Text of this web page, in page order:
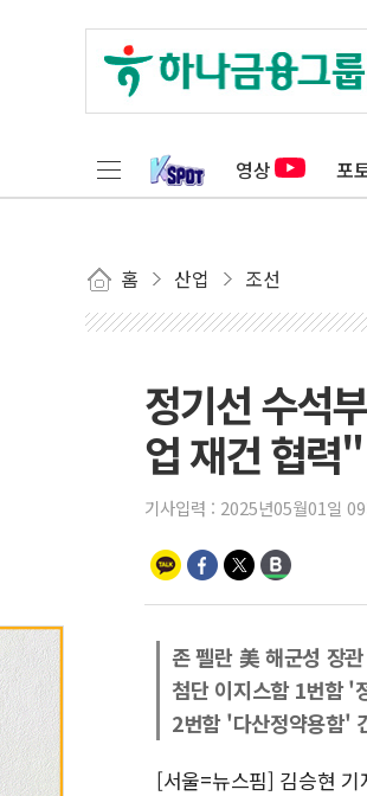
영상 포
홈 산업 조선
정기선 수석
업 재건 협력"
기사입력 : 2025년05월01일
존 펠란 美 해군성 장
첨단 이지스함 1번함 '
2번함 '다산정약용함'
[서울=뉴스핌] 김승현